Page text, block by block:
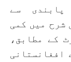
سے
شرح میں کمی
کے مطابق،
افغانستانی